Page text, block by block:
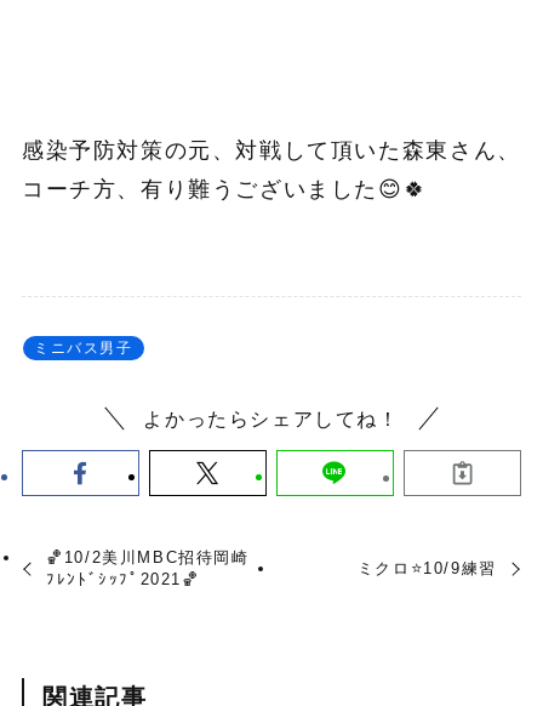
感染予防対策の元、対戦して頂いた森東さん、
コーチ方、有り難うございました😊🍀
ミニバス男子
よかったらシェアしてね！
🏀10/2美川MBC招待岡崎
ﾌﾚﾝﾄﾞｼｯﾌﾟ2021🏀
ミクロ⭐️10/9練習
関連記事